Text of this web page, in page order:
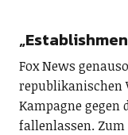
Fox News
republikanischen
Kampagne gegen
fallenlassen.